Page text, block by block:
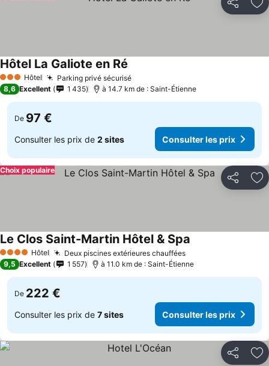
Partager
3 ÉtoilesHôtel Parking privé sécurisé
Hôtel La Galiote en Ré
8,6 Excellent 1 435 à 14.7 km de : Saint-Étienne
De 97 €
Consulter les prix de 2 sites Consulter les prix
Partager
Choix populaire
4 Étoiles Hôtel Deux piscines extérieures chauffées
Le Clos Saint-Martin Hôtel & Spa
9,5 Excellent 1 557 à 11.0 km de : Saint-Étienne
De 222 €
Consulter les prix de 7 sites Consulter les prix
Partager